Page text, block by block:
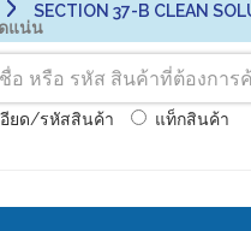
SECTION 37-B CLEAN
แน่น
ยด/รหัสสินค้า แท็กสินค้า